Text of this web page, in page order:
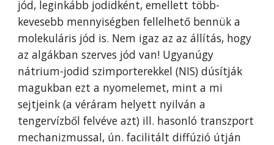
jód, leginkább jodidként, emellett több-
kevesebb mennyiségben fellelhető bennük a
molekuláris jód is. Nem igaz az az állítás, hogy
az algákban szerves jód van! Ugyanúgy
nátrium-jodid szimporterekkel (NIS) dúsítják
magukban ezt a nyomelemet, mint a mi
sejtjeink (a véráram helyett nyilván a
tengervízből felvéve azt) ill. hasonló transzport
mechanizmussal, ún. facilitált diffúzió útján